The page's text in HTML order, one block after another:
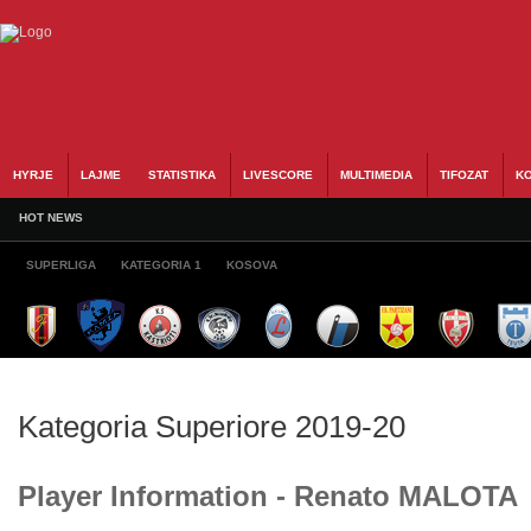
HYRJE LAJME STATISTIKA LIVESCORE MULTIMEDIA TIFOZAT
HOT NEWS
SUPERLIGA KATEGORIA 1 KOSOVA
Kategoria Superiore 2019-20
Player Information - Renato MALOTA